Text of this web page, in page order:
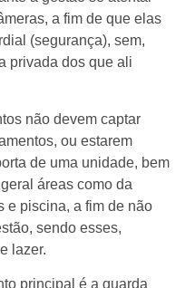
a fim de que elas
(segurança), sem,
privada dos que ali
não devem captar
ou estarem
de uma unidade, bem
áreas como da
e piscina, a fim de não
sendo esses,
lazer.
principal é a guarda